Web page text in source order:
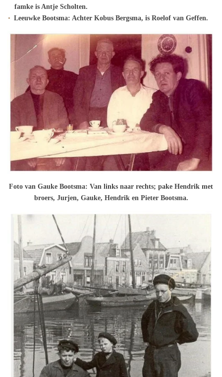
famke is Antje Scholten.
Leeuwke Bootsma: Achter Kobus Bergsma, is Roelof van Geffen.
Foto van Gauke Bootsma: Van links naar rechts; pake Hendrik met
broers, Jurjen, Gauke, Hendrik en Pieter Bootsma.